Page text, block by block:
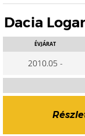
Dacia
ÉVJÁRAT
2010.05 -